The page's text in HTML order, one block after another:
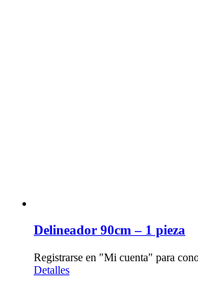
Delineador 90cm – 1 pieza
Registrarse en "Mi cuenta" para
Detalles